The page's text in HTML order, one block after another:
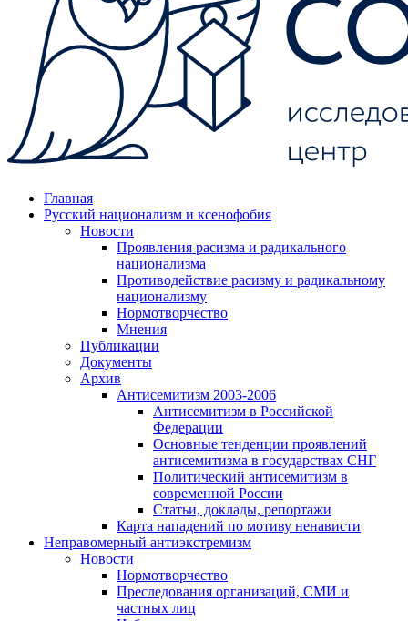
Главная
Русский национализм и ксенофобия
Новости
Проявления расизма и радикального
национализма
Противодействие расизму и радикальному
национализму
Нормотворчество
Мнения
Публикации
Документы
Архив
Антисемитизм 2003-2006
Антисемитизм в Российской
Федерации
Основные тенденции проявлений
антисемитизма в государствах СНГ
Политический антисемитизм в
современной России
Статьи, доклады, репортажи
Карта нападений по мотиву ненависти
Неправомерный антиэкстремизм
Новости
Нормотворчество
Преследования организаций, СМИ и
частных лиц